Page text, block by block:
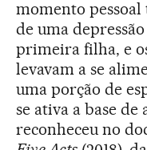
momento
de uma
primeira filha, e
levavam a se
uma porção de
se ativa a base de
reconheceu no